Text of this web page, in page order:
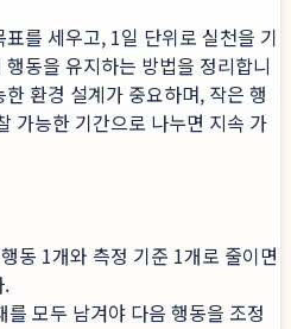
를 세우고, 1일 단위로 실천을 기
동을 유지하는 방법을 정리합니
환경 설계가 중요하며, 작은 행
가능한 기간으로 나누면 지속 가
동 1개와 측정 기준 1개로 줄이면
.
모두 남겨야 다음 행동을 조정